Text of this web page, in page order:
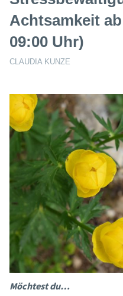
Achtsamkeit
09:00 Uhr)
CLAUDIA KUNZE
Möchtest du…